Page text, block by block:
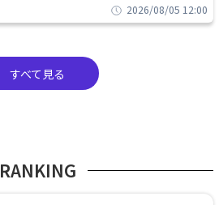
2026/08/05 12:00
すべて見る
RANKING